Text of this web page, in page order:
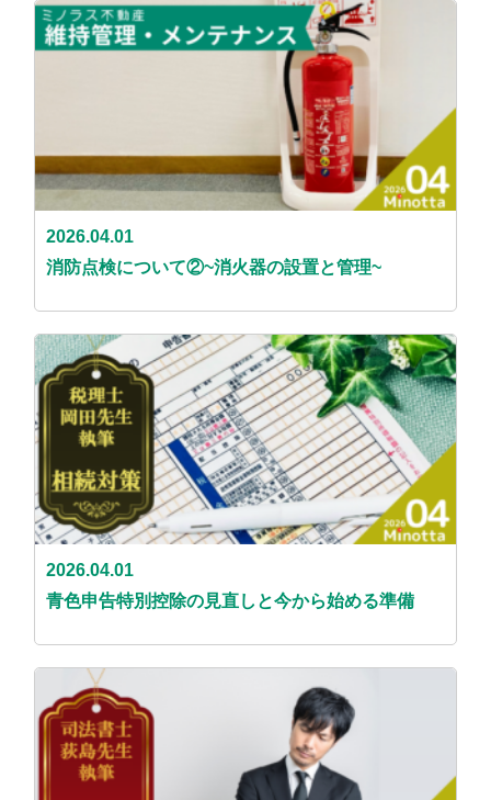
2026.04.01
消防点検について②~消火器の設置と管理~
2026.04.01
青色申告特別控除の見直しと今から始める準備